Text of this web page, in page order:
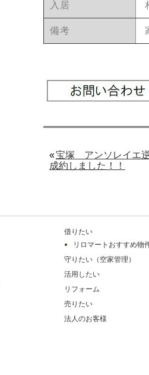
入居
備考
«宝塚 アンソレイ
成約しました！！
借りたい
リロマートおすすめ物
守りたい（空家管理）
活用したい
リフォーム
売りたい
法人のお客様